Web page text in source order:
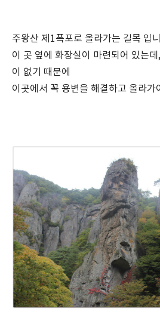
주왕산 제1폭포로 올라가는 길목 입
이 곳 옆에 화장실이 마련되어 있는
이 없기 때문에
이곳에서 꼭 용변을 해결하고 올라가